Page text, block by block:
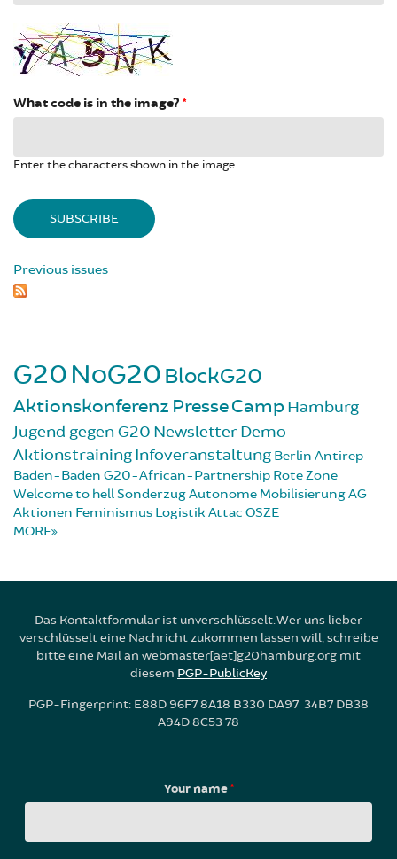
What code is in the image? *
Enter the characters shown in the image.
Previous issues
G20NoG20 BlockG20
Aktionskonferenz PresseCampHamburg
Jugend gegen G20 NewsletterDemo
AktionstrainingInfoveranstaltung Berlin Antirep
Baden-Baden G20-African-Partnership Rote Zone
Welcome to hellSonderzugAutonome MobilisierungAG
Aktionen Feminismus Logistik Attac OSZE
MORE
Das Kontaktformular ist unverschlüsselt. Wer uns lieber
verschlüsselt eine Nachricht zukommen lassen will, schreibe
bitte eine Mail an webmaster[aet]g20hamburg.org mit
diesem PGP-PublicKey
PGP-Fingerprint: E88D 96F7 8A18 B330 DA97 34B7 DB38
A94D 8C53 78
Your name*